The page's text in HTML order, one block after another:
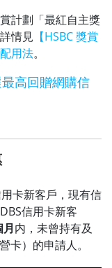
計劃「最紅自主獎
情見 【HSBC 獎賞
用法。
最高回贈網購信
卡新客戶，現有信
信用卡新客
内，未曾持有及
卡）的申請人。